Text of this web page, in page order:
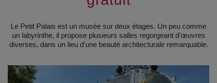
Le Petit Palais est un musée sur deux étages. Un peu comme
un labyrinthe, il propose plusieurs salles regorgeant d'œuvres
diverses, dans un lieu d'une beauté architecturale remarquable.